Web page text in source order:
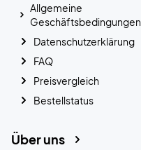
Allgemeine
Geschäftsbedingungen
Datenschutzerklärung
FAQ
Preisvergleich
Bestellstatus
Über uns